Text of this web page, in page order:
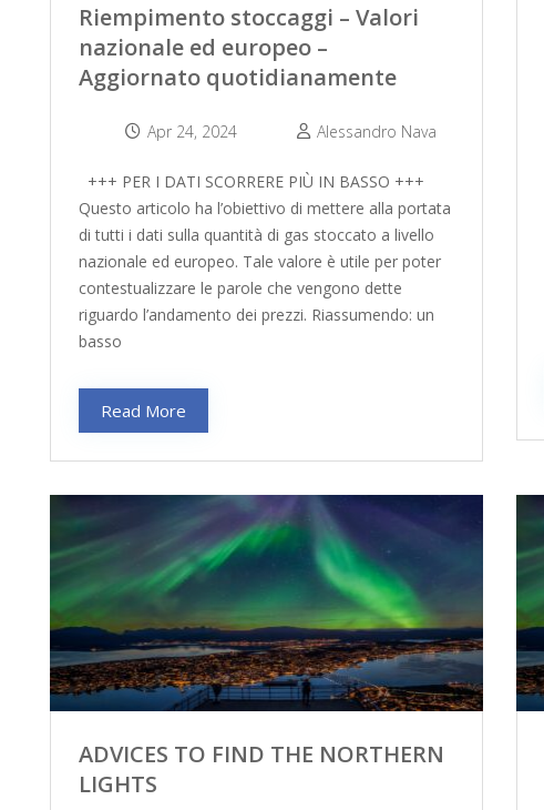
Riempimento stoccaggi – Valori
nazionale ed europeo –
Aggiornato quotidianamente
Apr 24, 2024 Alessandro Nava
+++ PER I DATI SCORRERE PIÙ IN BASSO +++
Questo articolo ha l’obiettivo di mettere alla portata
di tutti i dati sulla quantità di gas stoccato a livello
nazionale ed europeo. Tale valore è utile per poter
contestualizzare le parole che vengono dette
riguardo l’andamento dei prezzi. Riassumendo: un
basso
Read More
ADVICES TO FIND THE NORTHERN
LIGHTS